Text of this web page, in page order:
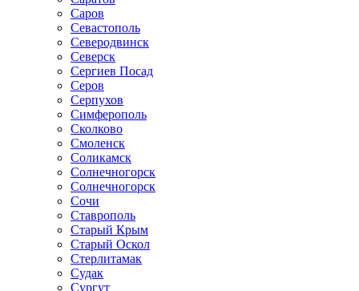
Саров
Севастополь
Северодвинск
Северск
Сергиев Посад
Серов
Серпухов
Симферополь
Сколково
Смоленск
Соликамск
Солнечногорск
Солнечногорск
Сочи
Ставрополь
Старый Крым
Старый Оскол
Стерлитамак
Судак
Сургут